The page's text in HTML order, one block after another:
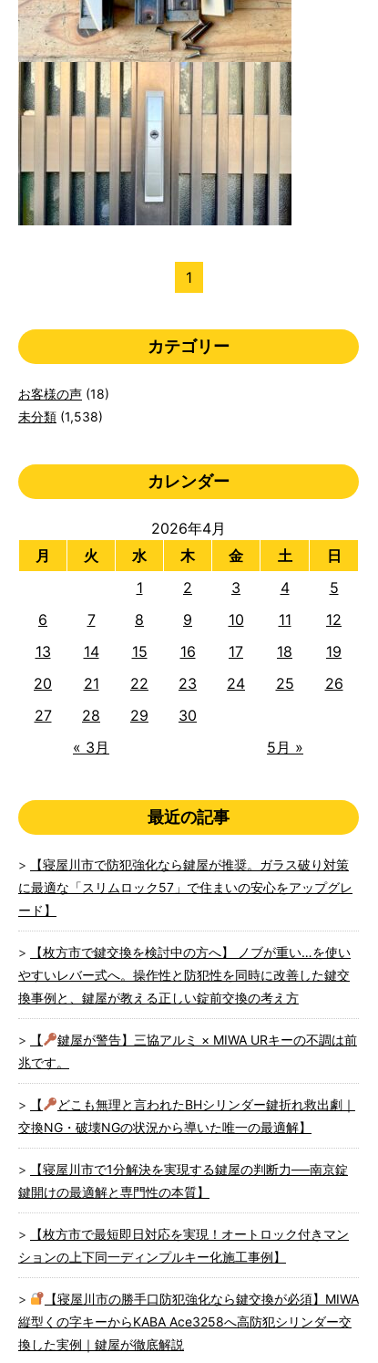
1
カテゴリー
お客様の声 (18)
未分類 (1,538)
カレンダー
2026年4月
月
火 水 木 金 土 日
« 3月 5月 »
1 2 3 4
5
6
7 8 9 10 11
12
13
14 15 16 17 18
19
20
21 22 23 24 25
26
27
28 29 30
最近の記事
【寝屋川市で防犯強化なら鍵屋が推奨。ガラス破り対策
に最適な「スリムロック57」で住まいの安心をアップグレ
ード】
【枚方市で鍵交換を検討中の方へ】 ノブが重い…を使い
やすいレバー式へ。操作性と防犯性を同時に改善した鍵交
換事例と、鍵屋が教える正しい錠前交換の考え方
【
鍵屋が警告】三協アルミ × MIWA URキーの不調は前
兆です。
【
どこも無理と言われたBHシリンダー鍵折れ救出劇｜
交換NG・破壊NGの状況から導いた唯一の最適解】
【寝屋川市で1分解決を実現する鍵屋の判断力──南京錠
鍵開けの最適解と専門性の本質】
【枚方市で最短即日対応を実現！オートロック付きマン
ションの上下同一ディンプルキー化施工事例】
【寝屋川市の勝手口防犯強化なら鍵交換が必須】MIWA
縦型くの字キーからKABA Ace3258へ高防犯シリンダー交
換した実例｜鍵屋が徹底解説